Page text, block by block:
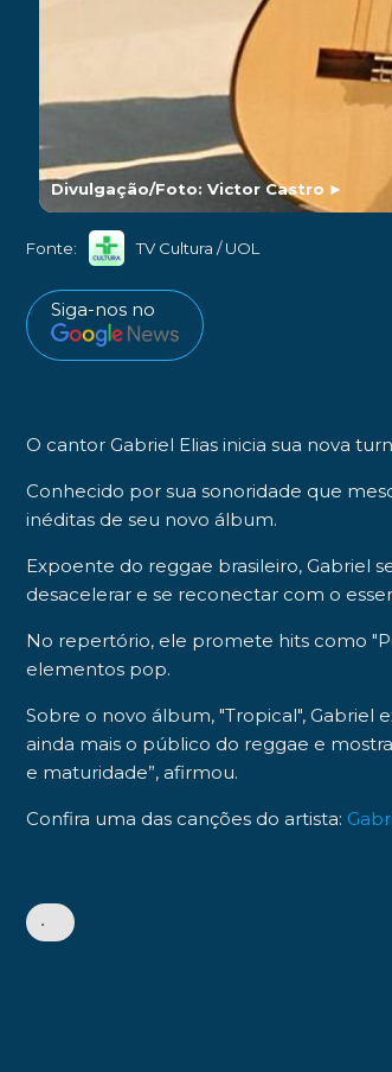
Divulgação/Foto: Victor Castro ►
Fonte: TV Cultura / UOL
Siga-nos no
O cantor Gabriel Elias inicia sua nova
Conhecido por sua sonoridade que
inéditas de seu novo álbum.
Expoente do reggae brasileiro, Gabriel
desacelerar e se reconectar com o
No repertório, ele promete hits como "
elementos pop.
Sobre o novo álbum, "Tropical", Gabriel
ainda mais o público do reggae e
e maturidade”, afirmou.
Confira uma das canções do artista:
•